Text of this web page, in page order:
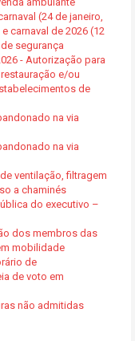
(24 de janeiro,
carnaval de 2026 (12
segurança
- Autorização para
e/ou
de
na via
na via
ventilação, filtragem
a chaminés
do executivo –
dos membros das
mobilidade
de
de voto em
não admitidas